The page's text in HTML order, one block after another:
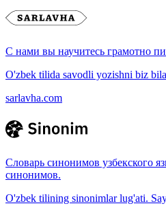
С нами вы научитесь грамотно
O'zbek tilida savodli yozishni biz
sarlavha.com
Словарь синонимов узбекского
синонимов.
O'zbek tilining sinonimlar lug'ati.